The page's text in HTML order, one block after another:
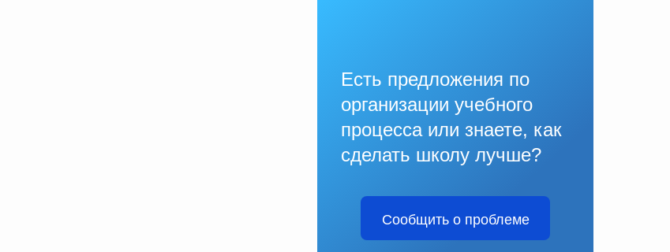
Есть предложения по
организации учебного
процесса или знаете, как
сделать школу лучше?
Сообщить о проблеме